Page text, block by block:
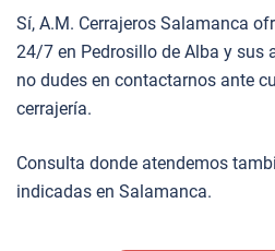
Sí, A.M. Cerrajeros Salamanca
24/7 en Pedrosillo de Alba y sus
no dudes en contactarnos ante
cerrajería.
Consulta donde atendemos
indicadas en Salamanca.